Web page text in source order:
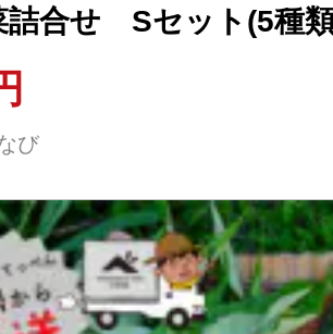
詰合せ Sセット(5種
び